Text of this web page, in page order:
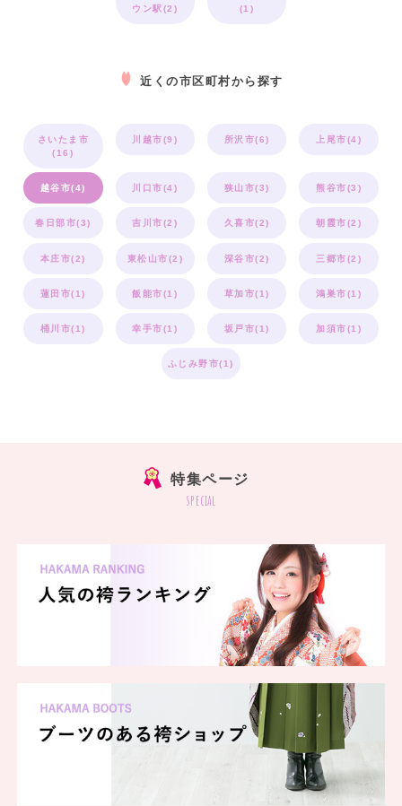
ウン駅(2)
(1)
近くの市区町村から探す
さいたま市
(16)
川越市(9) 所沢市(6) 上尾市(4)
越谷市(4) 川口市(4) 狭山市(3) 熊谷市(3)
春日部市(3) 吉川市(2) 久喜市(2) 朝霞市(2)
本庄市(2) 東松山市(2) 深谷市(2) 三郷市(2)
蓮田市(1) 飯能市(1) 草加市(1) 鴻巣市(1)
桶川市(1) 幸手市(1) 坂戸市(1) 加須市(1)
ふじみ野市(1)
特集ページ
special